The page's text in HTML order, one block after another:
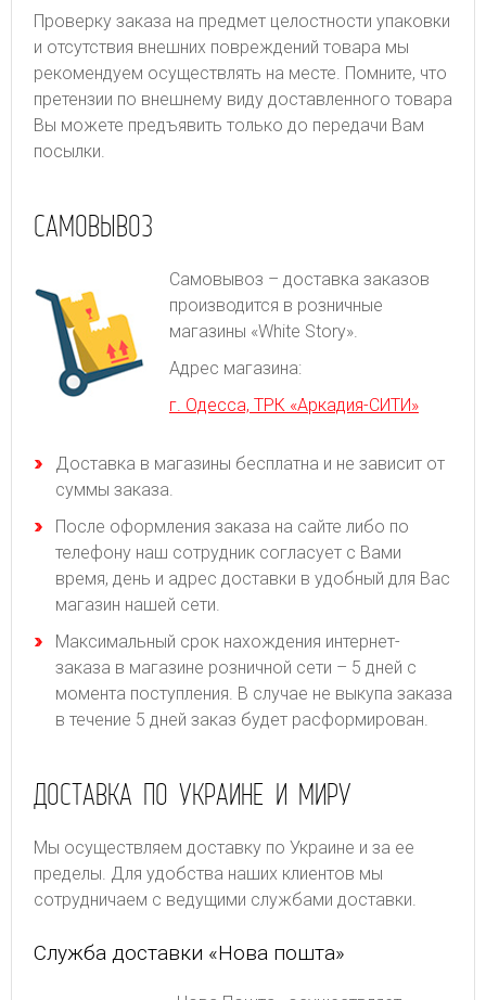
Проверку заказа на предмет целостности упаковки
и отсутствия внешних повреждений товара мы
рекомендуем осуществлять на месте. Помните, что
претензии по внешнему виду доставленного товара
Вы можете предъявить только до передачи Вам
посылки.
САМОВЫВОЗ
Самовывоз – доставка заказов
производится в розничные
магазины «White Story».
Адрес магазина:
г. Одесса, ТРК «Аркадия-СИТИ»
Доставка в магазины бесплатна и не зависит от
суммы заказа.
После оформления заказа на сайте либо по
телефону наш сотрудник согласует с Вами
время, день и адрес доставки в удобный для Вас
магазин нашей сети.
Максимальный срок нахождения интернет-
заказа в магазине розничной сети – 5 дней с
момента поступления. В случае не выкупа заказа
в течение 5 дней заказ будет расформирован.
ДОСТАВКА ПО УКРАИНЕ И МИРУ
Мы осуществляем доставку по Украине и за ее
пределы. Для удобства наших клиентов мы
сотрудничаем с ведущими службами доставки.
Служба доставки «Нова пошта»